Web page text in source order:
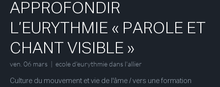
APPROFONDIR
L’EURYTHMIE « PAROLE ET
CHANT VISIBLE »
ven. 06 mars
  |
ecole d'eurythmie dans l'allier
Culture du mouvement et vie de l'âme / vers une formation